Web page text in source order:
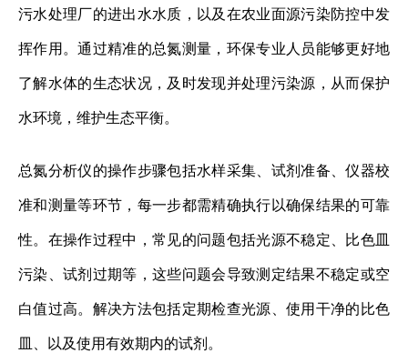
污水处理厂的进出水水质，以及在农业面源污染防控中发
挥作用。通过精准的总氮测量，环保专业人员能够更好地
了解水体的生态状况，及时发现并处理污染源，从而保护
水环境，维护生态平衡。
总氮分析仪的操作步骤包括水样采集、试剂准备、仪器校
准和测量等环节，每一步都需精确执行以确保结果的可靠
性。在操作过程中，常见的问题包括光源不稳定、比色皿
污染、试剂过期等，这些问题会导致测定结果不稳定或空
白值过高。解决方法包括定期检查光源、使用干净的比色
皿、以及使用有效期内的试剂。